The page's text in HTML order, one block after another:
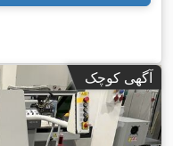
آگهی کوچک